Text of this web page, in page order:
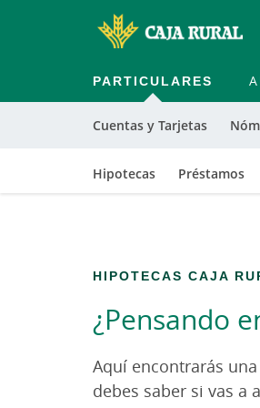
PARTICULARES
Cuentas y Tarjetas
Hipotecas Préstamos
HIPOTECAS CAJA
¿Pensando
Aquí encontrarás
debes saber si vas